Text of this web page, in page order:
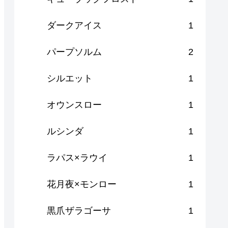
ダークアイス 1
パープソルム 2
シルエット 1
オウンスロー 1
ルシンダ 1
ラパス×ラウイ 1
花月夜×モンロー 1
黒爪ザラゴーサ 1